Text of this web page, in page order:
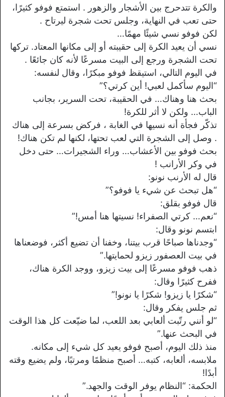
والكرة تتدحرج بين الأشجار والزهور . استمتع فوفو كثيرًا،
حتى تعب في النهاية، وجلس تحت شجرة ليرتاح .
لكن فوفو نسي شيئًا مهمًا…
نسي أن يعيد الكرة إلى حقيبته أو إلى مكانها المعتاد. تركها
تحت الشجرة ورجع إلى البيت مسرعًا لأنه كان جائعًا .
في اليوم التالي، استيقظ فوفو مبكرًا، وقال لنفسه:
“اليوم سأكمل لعبي! أين كرتي؟”
بحث هنا وهناك… في الحقيبة، تحت السرير، بجانب
الباب… ولكن لا أثر للكرة!
تذكّر فجأة أنه نسيها في الغابة ، فركض بسرعة إلى هناك
. وصل إلى الشجرة التي لعب تحتها، لكنها لم تكن هناك!
بحث فوفو بين الأعشاب… وراء الشجيرات… حتى دخل
في وكر الأرانب !
قال له الأرنب نونو:
“هل تبحث عن شيء يا فوفو؟”
قال فوفو بقلق:
“نعم… كرتي الصفراء! نسيتها هنا أمس!”
ابتسم نونو وقال:
“وجدناها صباحًا قرب بيتنا، وخفنا أن تضيع أكثر، فوضعناها
في بيت العصفور زيزو لحمايتها.”
ذهب فوفو مسرعًا إلى بيت زيزو، ووجد الكرة هناك،
ففرح كثيرًا وقال:
“شكرًا يا زيزو! شكرًا يا نونو!”
ثم جلس يفكر وقال:
“لو أنني رتّبت ألعابي بعد اللعب، لما ضيّعت كل هذا الوقت
في البحث عنها.”
منذ ذلك اليوم، أصبح فوفو يعيد كل شيء إلى مكانه.
ملابسه، ألعابه، كتبه… أصبح منظمًا ومرتبًا، ولم يضيع وقته
أبدًا!
الحكمة: “النظام يوفر الوقت والجهد.”